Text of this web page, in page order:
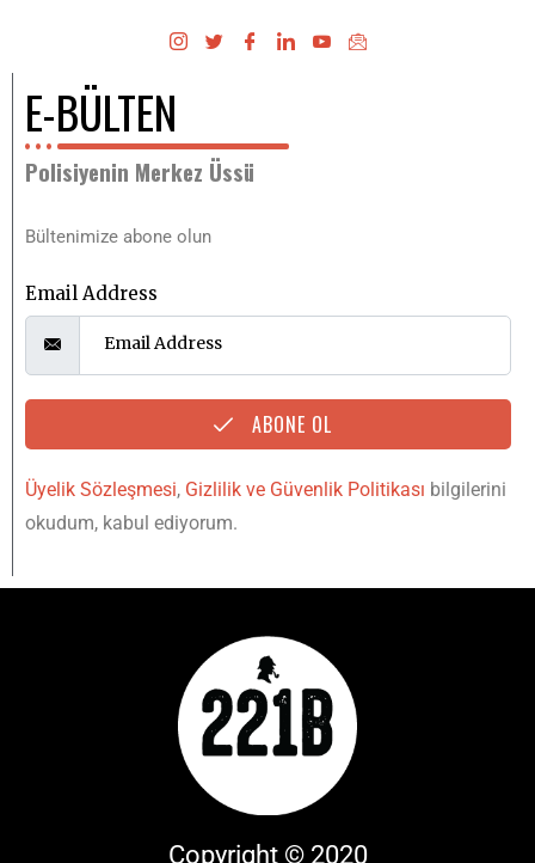
E-BÜLTEN
Polisiyenin Merkez Üssü
Bültenimize abone olun
Email Address
ABONE OL
Üyelik Sözleşmesi, Gizlilik ve Güvenlik Politikası bilgilerini
okudum, kabul ediyorum.
Copyright © 2020